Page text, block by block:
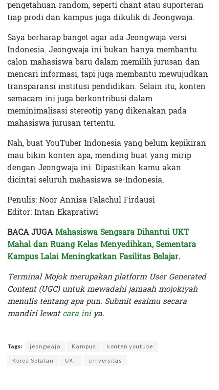
pengetahuan random, seperti chant atau suporteran
tiap prodi dan kampus juga dikulik di Jeongwaja.
Saya berharap banget agar ada Jeongwaja versi
Indonesia. Jeongwaja ini bukan hanya membantu
calon mahasiswa baru dalam memilih jurusan dan
mencari informasi, tapi juga membantu mewujudkan
transparansi institusi pendidikan. Selain itu, konten
semacam ini juga berkontribusi dalam
meminimalisasi stereotip yang dikenakan pada
mahasiswa jurusan tertentu.
Nah, buat YouTuber Indonesia yang belum kepikiran
mau bikin konten apa, mending buat yang mirip
dengan Jeongwaja ini. Dipastikan kamu akan
dicintai seluruh mahasiswa se-Indonesia.
Penulis: Noor Annisa Falachul Firdausi
Editor: Intan Ekapratiwi
BACA JUGAMahasiswa Sengsara Dihantui UKT
Mahal dan Ruang Kelas Menyedihkan, Sementara
Kampus Lalai Meningkatkan Fasilitas Belajar.
Terminal Mojok merupakan platform User Generated
Content (UGC) untuk mewadahi jamaah mojokiyah
menulis tentang apa pun. Submit esaimu secara
mandiri lewatcara iniya.
Tags: jeongwaja Kampus
konten youtube
Korea Selatan
UKT universitas